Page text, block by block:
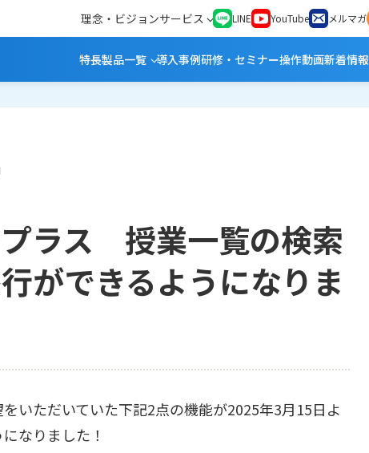
理念・ビジョンサービス LINE YouTube メルマガ
特長製品一覧 導入事例研修・セミナー操作動画新着情報
ラス 授業一覧の検索
ができるようになりま
いただいていた下記2点の機能が2025年3月15日よ
なりました！